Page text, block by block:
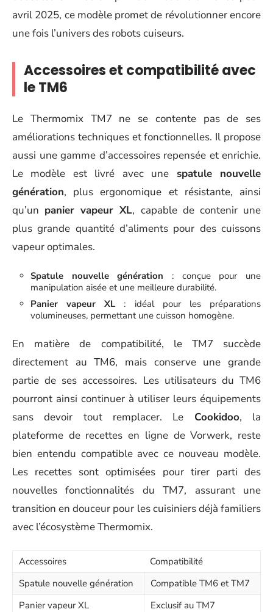
avril 2025, ce modèle promet de révolutionner encore
une fois l’univers des robots cuiseurs.
Accessoires et compatibilité avec
le TM6
Le Thermomix TM7 ne se contente pas de ses
améliorations techniques et fonctionnelles. Il propose
aussi une gamme d’accessoires repensée et enrichie.
Le modèle est livré avec une spatule nouvelle
génération, plus ergonomique et résistante, ainsi
qu’un panier vapeur XL, capable de contenir une
plus grande quantité d’aliments pour des cuissons
vapeur optimales.
Spatule nouvelle génération : conçue pour une
manipulation aisée et une meilleure durabilité.
Panier vapeur XL: idéal pour les préparations
volumineuses, permettant une cuisson homogène.
En matière de compatibilité, le TM7 succède
directement au TM6, mais conserve une grande
partie de ses accessoires. Les utilisateurs du TM6
pourront ainsi continuer à utiliser leurs équipements
sans devoir tout remplacer. Le Cookidoo, la
plateforme de recettes en ligne de Vorwerk, reste
bien entendu compatible avec ce nouveau modèle.
Les recettes sont optimisées pour tirer parti des
nouvelles fonctionnalités du TM7, assurant une
transition en douceur pour les cuisiniers déjà familiers
avec l’écosystème Thermomix.
Accessoires
Compatibilité
Spatule nouvelle génération
Compatible TM6 et TM7
Panier vapeur XL
Exclusif au TM7